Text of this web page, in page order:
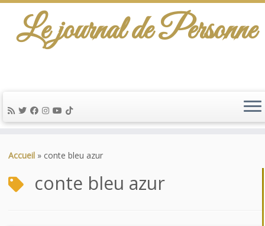
au
Le journal de Personne
Accueil » conte bleu azur
conte bleu azur